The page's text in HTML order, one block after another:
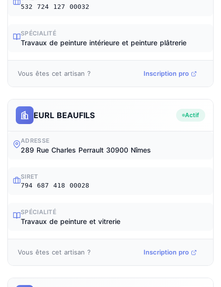
532 724 127 00032
SPÉCIALITÉ
Travaux de peinture intérieure et peinture plâtrerie
Vous êtes cet artisan ? Inscription pro
EURL BEAUFILS Actif
ADRESSE
289 Rue Charles Perrault 30900 Nîmes
SIRET
794 687 418 00028
SPÉCIALITÉ
Travaux de peinture et vitrerie
Vous êtes cet artisan ? Inscription pro